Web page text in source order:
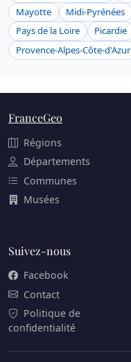
Mayotte
Midi-Pyrénées
Pays de la Loire
Picardie
Provence-Alpes-Côte-d'Azur
FranceGeo
Régions
Départements
Communes
Musées
Suivez-nous
Facebook
Contact
Politique de
confidentialité